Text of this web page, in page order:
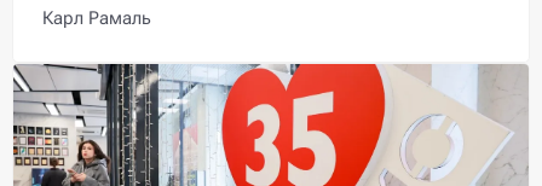
Карл Рамаль